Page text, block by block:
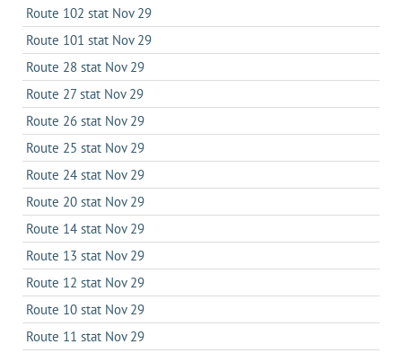
Route 102 stat Nov 29
Route 101 stat Nov 29
Route 28 stat Nov 29
Route 27 stat Nov 29
Route 26 stat Nov 29
Route 25 stat Nov 29
Route 24 stat Nov 29
Route 20 stat Nov 29
Route 14 stat Nov 29
Route 13 stat Nov 29
Route 12 stat Nov 29
Route 10 stat Nov 29
Route 11 stat Nov 29